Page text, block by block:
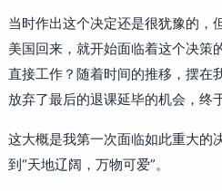
当时作出这个决定还是很犹豫的，
美国回来，就开始面临着这个决策
直接工作？随着时间的推移，摆在
放弃了最后的退课延毕的机会，终
这大概是我第一次面临如此重大的
到“天地辽阔，万物可爱”。